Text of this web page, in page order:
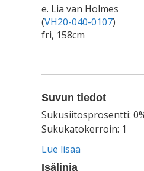
e. Lia van Holmes
(VH20-040-0107)
fri, 158cm
Suvun tiedot
Sukusiitosprosentti:
Sukukatokerroin: 1
Lue lisää
Isälinja